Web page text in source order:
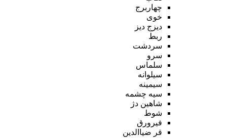
چهاربرج
خوی
دیزج دیز
ربط
سردشت
سرو
سلماس
سیلوانه
سیمینه
سیه چشمه
شاهین دژ
شوط
فیرورق
قر ضیاالدین